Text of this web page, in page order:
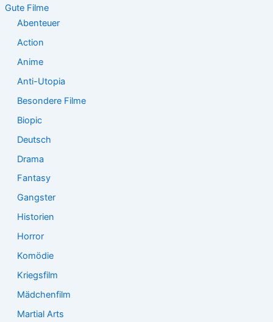
n
Gute Filme
Abenteuer
Action
Anime
Anti-Utopia
Besondere Filme
Biopic
Deutsch
Drama
Fantasy
Gangster
Historien
Horror
Komödie
Kriegsfilm
Mädchenfilm
Martial Arts